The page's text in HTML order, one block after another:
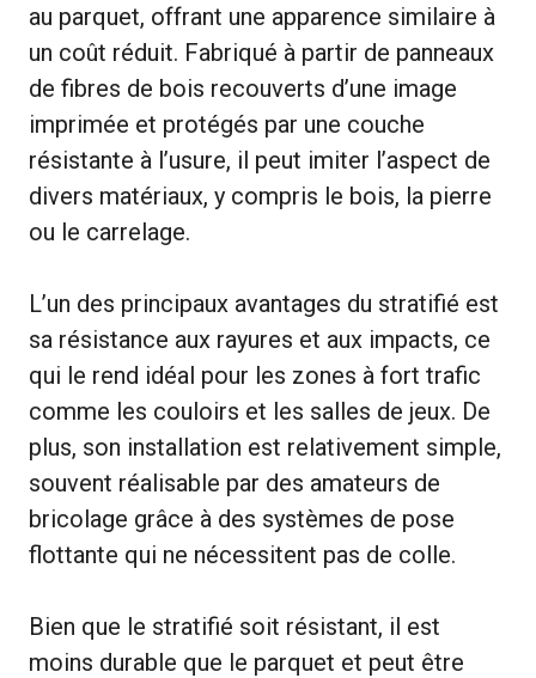
au parquet, offrant une apparence similaire à
un coût réduit. Fabriqué à partir de panneaux
de fibres de bois recouverts d’une image
imprimée et protégés par une couche
résistante à l’usure, il peut imiter l’aspect de
divers matériaux, y compris le bois, la pierre
ou le carrelage.
L’un des principaux avantages du stratifié est
sa résistance aux rayures et aux impacts, ce
qui le rend idéal pour les zones à fort trafic
comme les couloirs et les salles de jeux. De
plus, son installation est relativement simple,
souvent réalisable par des amateurs de
bricolage grâce à des systèmes de pose
flottante qui ne nécessitent pas de colle.
Bien que le stratifié soit résistant, il est
moins durable que le parquet et peut être